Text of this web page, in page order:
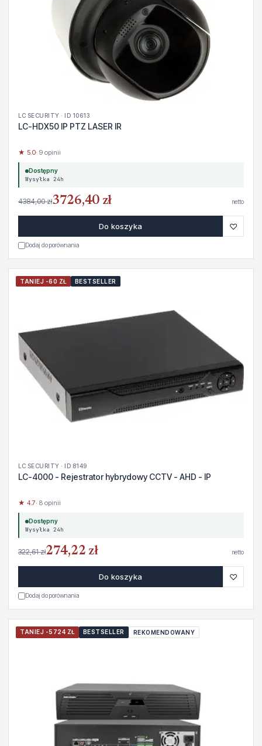
LC SECURITY · ID 10613
LC-HDX50 IP PTZ LASER IR
★ 5.0· 9 opinii
Dostępny
Wysyłka 24h
4384,00 zł3726,40 zł netto
Do koszyka ♡
Dodaj do porównania
TANIEJ -60 ZŁ BESTSELLER
LC SECURITY · ID 8149
LC-4000 - Rejestrator hybrydowy CCTV - AHD - IP
★ 4.7· 8 opinii
Dostępny
Wysyłka 24h
322,61 zł274,22 zł netto
Do koszyka ♡
Dodaj do porównania
TANIEJ -5724 ZŁ BESTSELLER REKOMENDOWANY